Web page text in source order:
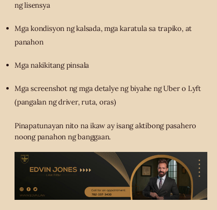
ng lisensya
Mga kondisyon ng kalsada, mga karatula sa trapiko, at
panahon
Mga nakikitang pinsala
Mga screenshot ng mga detalye ng biyahe ng Uber o Lyft
(pangalan ng driver, ruta, oras)
Pinapatunayan nito na ikaw ay isang aktibong pasahero
noong panahon ng banggaan.